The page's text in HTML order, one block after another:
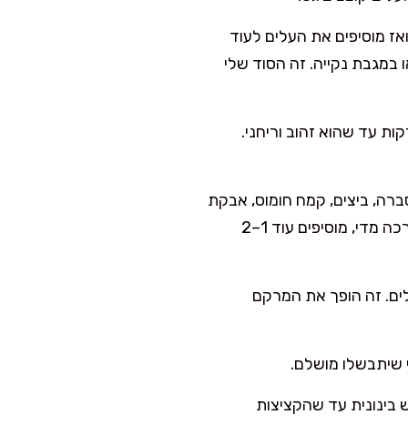
מים עם מעט מלח. מכניסים את הגבעולים ל-2 דקות ואז מוסיפים את העלים לעוד
במגבת נקייה. זה הסוד שלי
מחממים 2 כפות שמן זית, מוסיפים בצל ומטגנים 6–8 דקות עד שהוא זהוב וריחני.
ביצים, קמח חומוס, אבקת
אפייה, מלח, פלפל, כמון, צ׳ילי (אם רוצים) וגרידת לימון. מערבבים עד אחידות. אם התערובת רכה מדי, מוסיפים עוד 1–2
נוזלים. זה הופך את המרקם
שיתבשלו מושלם.
דקות מכל צד על אש בינונית עד שהקציצות